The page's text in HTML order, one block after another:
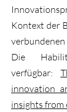
Kontext der
Die
verfügbar:
innovation
insights from